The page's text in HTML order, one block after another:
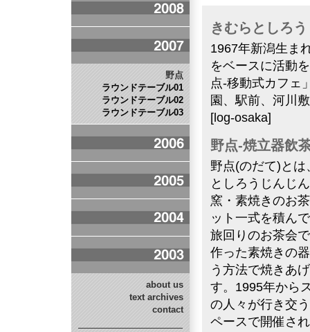
きむらとしろ
1967年新潟生ま
をベースに活動
点-移動式カフェ
園、駅前、河川
[log-osaka]
野点-焼立器飲
野点(のだて)と
としろうじんじ
窯・素焼きのお
ット一式を積ん
旅回りのお茶会
作った素焼きの
う方法で焼きあ
す。1995年から
の人々が行き交
ペースで開催さ
野点
ラウンドテーブル01
ラウンドテーブル02
ラウンドテーブル03
about us
text archives
contact